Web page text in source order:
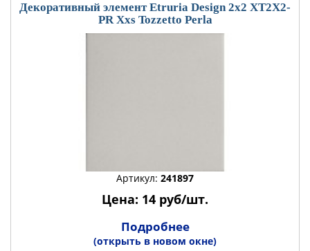
Декоративный элемент Etruria Design 2x2 XT2X2-
PR Xxs Tozzetto Perla
Артикул: 241897
Цена: 14 руб/шт.
Подробнее
(открыть в новом окне)